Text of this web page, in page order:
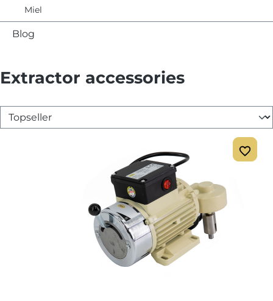
Miel
Blog
Extractor accessories